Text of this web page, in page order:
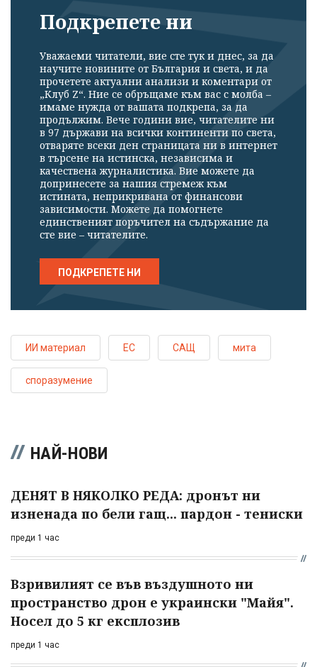
Подкрепете ни
Уважаеми читатели, вие сте тук и днес, за да
научите новините от България и света, и да
прочетете актуални анализи и коментари от
„Клуб Z“. Ние се обръщаме към вас с молба –
имаме нужда от вашата подкрепа, за да
продължим. Вече години вие, читателите ни
в 97 държави на всички континенти по света,
отваряте всеки ден страницата ни в интернет
в търсене на истинска, независима и
качествена журналистика. Вие можете да
допринесете за нашия стремеж към
истината, неприкривана от финансови
зависимости. Можете да помогнете
единственият поръчител на съдържание да
сте вие – читателите.
ПОДКРЕПЕТЕ НИ
ИИ материал ЕС САЩ мита
споразумение
НАЙ-НОВИ
ДЕНЯТ В НЯКОЛКО РЕДА: дронът ни
изненада по бели гащ... пардон - тениски
преди 1 час
Взривилият се във въздушното ни
пространство дрон е украински "Майя".
Носел до 5 кг експлозив
преди 1 час